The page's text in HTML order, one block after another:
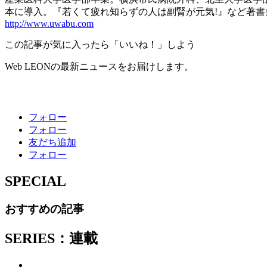
本に導入。『若くて疲れ知らずの人は副腎が元気!』など著
http://www.uwabu.com
この記事が気に入ったら「いいね！」しよう
Web LEONの最新ニュースをお届けします。
フォロー
フォロー
友だち追加
フォロー
SPECIAL
おすすめの記事
SERIES：連載